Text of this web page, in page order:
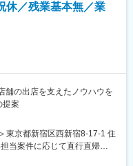
休／残業基本無／業
舗の出店を支えたノウハウを
提案
東京都新宿区西新宿8-17-1 住
当案件に応じて直行直帰が